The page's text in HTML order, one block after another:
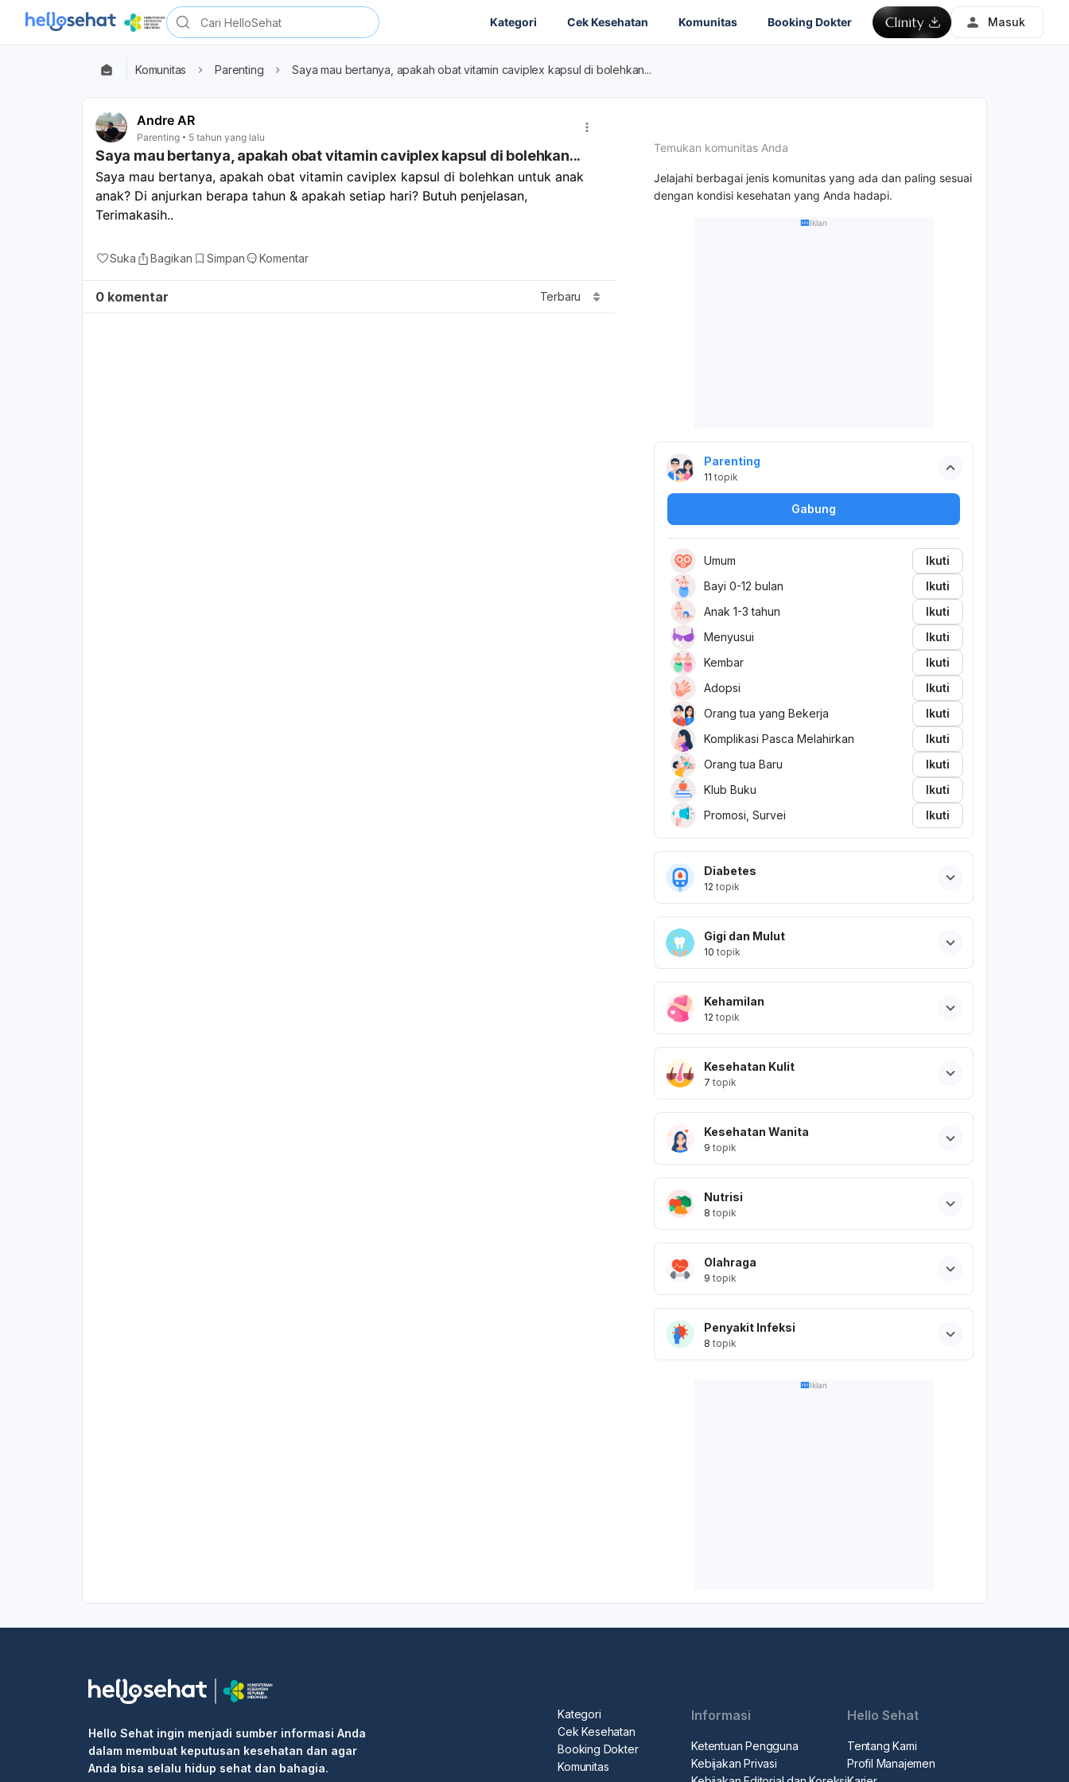
Kategori Cek Kesehatan Komunitas Booking Dokter Masuk
Komunitas Parenting Saya mau bertanya, apakah obat vitamin caviplex kapsul di bolehkan...
Andre AR
Parenting 5 tahun yang lalu
Saya mau bertanya, apakah obat vitamin caviplex kapsul di bolehkan...
Saya mau bertanya, apakah obat vitamin caviplex kapsul di bolehkan untuk anak
anak? Di anjurkan berapa tahun & apakah setiap hari? Butuh penjelasan,
Terimakasih..
Suka Bagikan Simpan Komentar
0 komentar Terbaru
Temukan komunitas Anda
Jelajahi berbagai jenis komunitas yang ada dan paling sesuai
dengan kondisi kesehatan yang Anda hadapi.
Iklan
Parenting
11 topik
Gabung
Umum
Ikuti
Bayi 0-12 bulan
Ikuti
Anak 1-3 tahun
Ikuti
Menyusui
Ikuti
Kembar
Ikuti
Adopsi
Ikuti
Orang tua yang Bekerja
Ikuti
Komplikasi Pasca Melahirkan
Ikuti
Orang tua Baru
Ikuti
Klub Buku
Ikuti
Promosi, Survei
Ikuti
Diabetes
12 topik
Gigi dan Mulut
10 topik
Kehamilan
12 topik
Kesehatan Kulit
7 topik
Kesehatan Wanita
9 topik
Nutrisi
8 topik
Olahraga
9 topik
Penyakit Infeksi
8 topik
Iklan
Hello Sehat ingin menjadi sumber informasi Anda
dalam membuat keputusan kesehatan dan agar
Anda bisa selalu hidup sehat dan bahagia.
Kategori
Cek Kesehatan
Booking Dokter
Komunitas
Informasi
Ketentuan Pengguna
Kebijakan Privasi
Hello Sehat
Tentang Kami
Profil Manajemen